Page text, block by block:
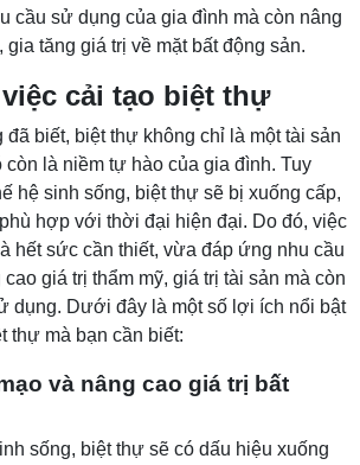
cầu sử dụng của gia đình mà còn nâng
gia tăng giá trị về mặt bất động sản.
cải tạo biệt thự
đã biết, biệt thự không chỉ là một tài sản
là niềm tự hào của gia đình. Tuy
hệ sinh sống, biệt thự sẽ bị xuống cấp,
hợp với thời đại hiện đại. Do đó, việc
hết sức cần thiết, vừa đáp ứng nhu cầu
giá trị thẩm mỹ, giá trị tài sản mà còn
dụng. Dưới đây là một số lợi ích nổi bật
thự mà bạn cần biết:
và nâng cao giá trị bất
sống, biệt thự sẽ có dấu hiệu xuống